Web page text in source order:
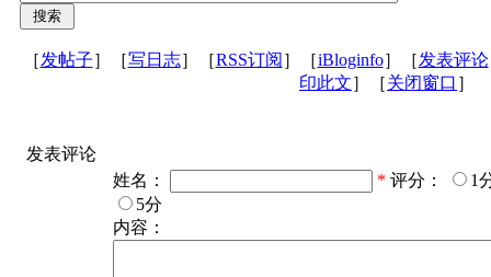
［发帖子］［写日志］［RSS订阅 ］［iBloginfo］［发表评论
印此文］［关闭窗口 ］
发表评论
姓名：
* 评分：
1
5分
内容：